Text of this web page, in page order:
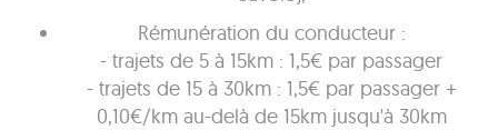
Rémunération du conducteur :
- trajets de 5 à 15km : 1,5€ par passager
- trajets de 15 à 30km : 1,5€ par passager +
0,10€/km au-delà de 15km jusqu'à 30km